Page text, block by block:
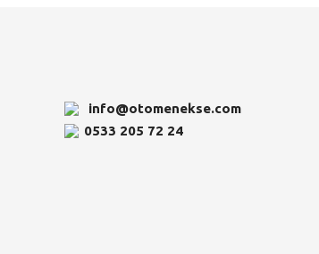
info@otomenekse.com
0533 205 72 24